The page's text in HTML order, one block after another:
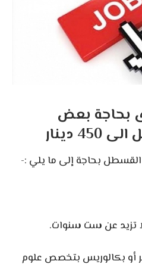
بحاجة بعض
دينار
بحاجة إلى ما يلي :-
تزيد عن ست سنوات.
أو بكالوريس بتخصص علوم